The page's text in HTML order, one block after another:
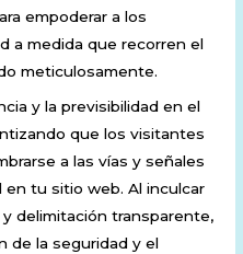
empoderar a los
a medida que recorren el
meticulosamente.
y la previsibilidad en el
que los visitantes
a las vías y señales
tu sitio web. Al inculcar
delimitación transparente,
de la seguridad y el